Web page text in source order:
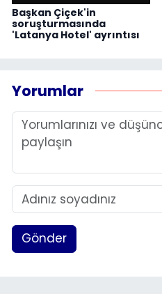
Başkan Çiçek'in
soruşturmasında
'Latanya Hotel' ayrıntısı
Yorumlar
Gönder